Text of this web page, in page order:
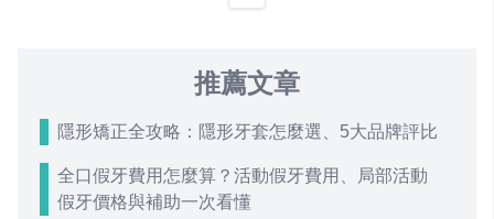
推薦文章
隱形矯正全攻略：隱形牙套怎麼選、5大品牌評比
全口假牙費用怎麼算？活動假牙費用、局部活動
假牙價格與補助一次看懂